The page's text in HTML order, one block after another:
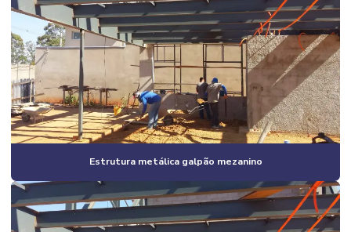
Construção civil e arquitetura
Construção civil corporativa
Construção civil empresas
Construção civil especializada em obras industriais
Construção civil industrial
Construção civil e reformas em geral
Construção civil residencial
Construção em estrutura metálica industrial
Estrutura metálica galpão mezanino